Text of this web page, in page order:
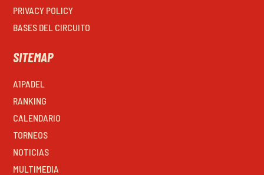
PRIVACY POLICY
BASES DEL CIRCUITO
SITEMAP
A1PADEL
RANKING
CALENDARIO
TORNEOS
NOTICIAS
MULTIMEDIA